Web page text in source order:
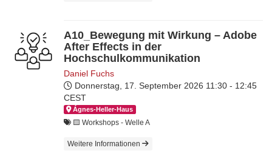
A10_Bewegung mit Wirkung – Adobe
After Effects in der
Hochschulkommunikation
Daniel Fuchs
Donnerstag, 17. September 2026 11:30 - 12:45
CEST
Ágnes-Hel­ler-Haus
🟨​ Workshops - Welle A
Weitere Informationen